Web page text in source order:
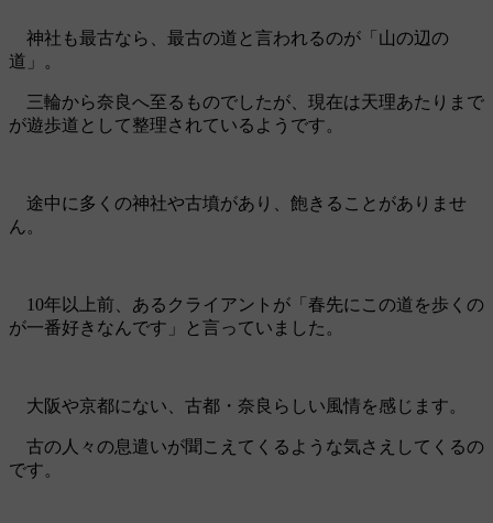
神社も最古なら、最古の道と言われるのが「山の辺の
道」。
三輪から奈良へ至るものでしたが、現在は天理あたりまで
が遊歩道として整理されているようです。
途中に多くの神社や古墳があり、飽きることがありませ
ん。
10年以上前、あるクライアントが「春先にこの道を歩くの
が一番好きなんです」と言っていました。
大阪や京都にない、古都・奈良らしい風情を感じます。
古の人々の息遣いが聞こえてくるような気さえしてくるの
です。